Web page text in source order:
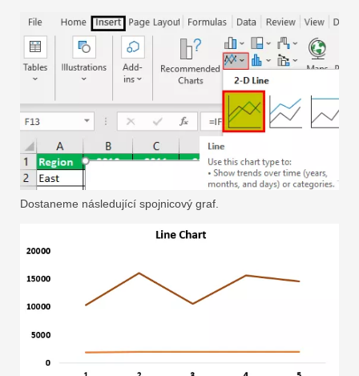
Dostaneme následující spojnicový graf.